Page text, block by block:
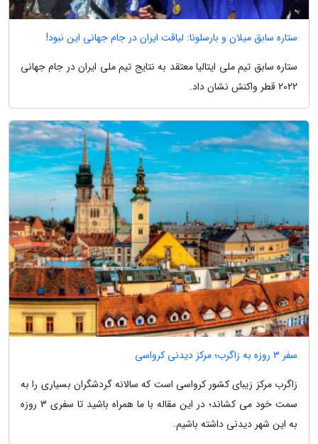
ستاره سابق میلان و بارسلونا: لیاقت ایران در جام جهانی این نبود!
ستاره سابق تیم ملی ایتالیا معتقد به نتایج تیم ملی ایران در جام جهانی
2022 قطر واکنش نشان داد.
سفر 3 روزه به زاگرب؛ مرکز دیدنی کرواسی
زاگرب مرکز زیبای کشور کرواسی است که سالانه گردشگران بسیاری را به
سمت خود می کشاند؛ در این مقاله با ما همراه باشید تا سفری 3 روزه
به این شهر دیدنی داشته باشیم.